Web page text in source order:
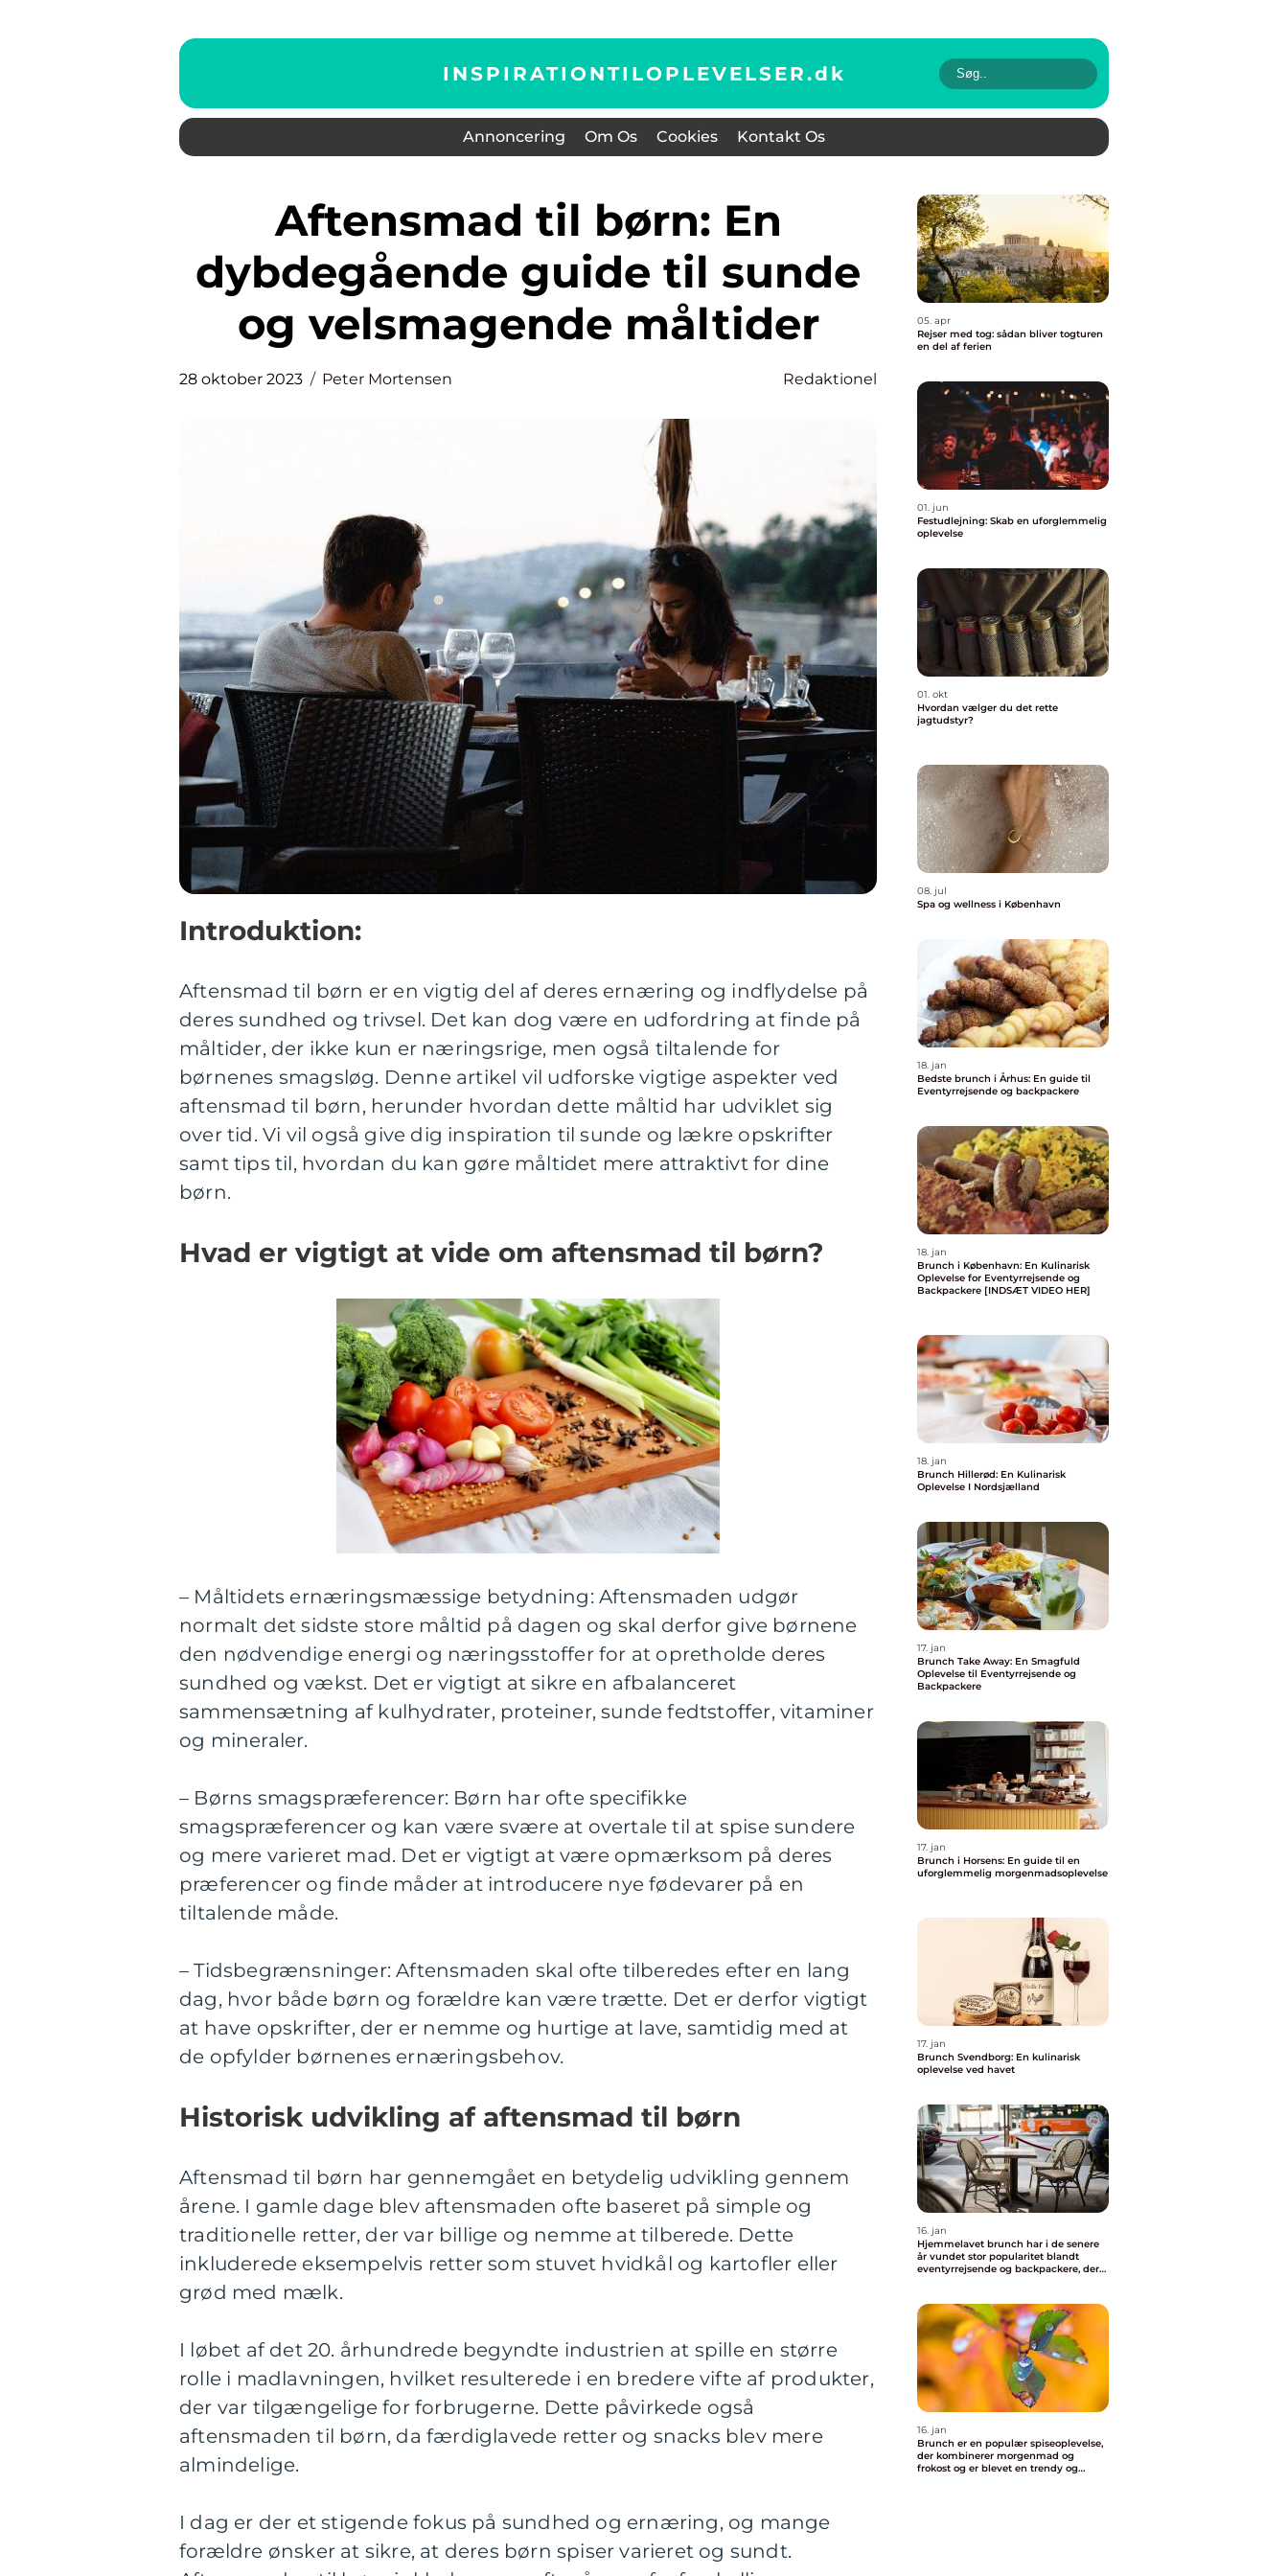
INSPIRATIONTILOPLEVELSER.dk
Annoncering Om Os Cookies Kontakt Os
Aftensmad til børn: En
dybdegående guide til sunde
og velsmagende måltider
28 oktober 2023 Peter Mortensen Redaktionel
Introduktion:
Aftensmad til børn er en vigtig del af deres ernæring og indflydelse på
deres sundhed og trivsel. Det kan dog være en udfordring at finde på
måltider, der ikke kun er næringsrige, men også tiltalende for
børnenes smagsløg. Denne artikel vil udforske vigtige aspekter ved
aftensmad til børn, herunder hvordan dette måltid har udviklet sig
over tid. Vi vil også give dig inspiration til sunde og lækre opskrifter
samt tips til, hvordan du kan gøre måltidet mere attraktivt for dine
børn.
Hvad er vigtigt at vide om aftensmad til børn?
– Måltidets ernæringsmæssige betydning: Aftensmaden udgør
normalt det sidste store måltid på dagen og skal derfor give børnene
den nødvendige energi og næringsstoffer for at opretholde deres
sundhed og vækst. Det er vigtigt at sikre en afbalanceret
sammensætning af kulhydrater, proteiner, sunde fedtstoffer, vitaminer
og mineraler.
– Børns smagspræferencer: Børn har ofte specifikke
smagspræferencer og kan være svære at overtale til at spise sundere
og mere varieret mad. Det er vigtigt at være opmærksom på deres
præferencer og finde måder at introducere nye fødevarer på en
tiltalende måde.
– Tidsbegrænsninger: Aftensmaden skal ofte tilberedes efter en lang
dag, hvor både børn og forældre kan være trætte. Det er derfor vigtigt
at have opskrifter, der er nemme og hurtige at lave, samtidig med at
de opfylder børnenes ernæringsbehov.
Historisk udvikling af aftensmad til børn
Aftensmad til børn har gennemgået en betydelig udvikling gennem
årene. I gamle dage blev aftensmaden ofte baseret på simple og
traditionelle retter, der var billige og nemme at tilberede. Dette
inkluderede eksempelvis retter som stuvet hvidkål og kartofler eller
grød med mælk.
I løbet af det 20. århundrede begyndte industrien at spille en større
rolle i madlavningen, hvilket resulterede i en bredere vifte af produkter,
der var tilgængelige for forbrugerne. Dette påvirkede også
aftensmaden til børn, da færdiglavede retter og snacks blev mere
almindelige.
I dag er der et stigende fokus på sundhed og ernæring, og mange
forældre ønsker at sikre, at deres børn spiser varieret og sundt.
05. apr
Rejser med tog: sådan bliver togturen
en del af ferien
01. jun
Festudlejning: Skab en uforglemmelig
oplevelse
01. okt
Hvordan vælger du det rette
jagtudstyr?
08. jul
Spa og wellness i København
18. jan
Bedste brunch i Århus: En guide til
Eventyrrejsende og backpackere
18. jan
Brunch i København: En Kulinarisk
Oplevelse for Eventyrrejsende og
Backpackere [INDSÆT VIDEO HER]
18. jan
Brunch Hillerød: En Kulinarisk
Oplevelse I Nordsjælland
17. jan
Brunch Take Away: En Smagfuld
Oplevelse til Eventyrrejsende og
Backpackere
17. jan
Brunch i Horsens: En guide til en
uforglemmelig morgenmadsoplevelse
17. jan
Brunch Svendborg: En kulinarisk
oplevelse ved havet
16. jan
Hjemmelavet brunch har i de senere
år vundet stor popularitet blandt
eventyrrejsende og backpackere, der
skulle forlade deres indkvartering
16. jan
Brunch er en populær spiseoplevelse,
der kombinerer morgenmad og
frokost og er blevet en trendy og